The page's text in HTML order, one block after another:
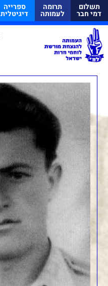
תשלום
דמי חבר
תרומה
לעמותה
ספרייה
דיגיטלית